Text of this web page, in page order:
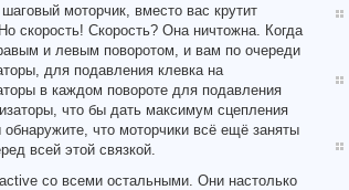
моторчик, вместо вас крутит
скорость! Скорость? Она ничтожна. Когда
и левым поворотом, и вам по очереди
для подавления клевка на
в каждом повороте для подавления
что бы дать максимум сцепления
что моторчики всё ещё заняты
всей этой связкой.
со всеми остальными. Они настолько